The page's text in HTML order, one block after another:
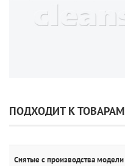
ПОДХОДИТ К ТОВАРАМ
Снятые с производства модели